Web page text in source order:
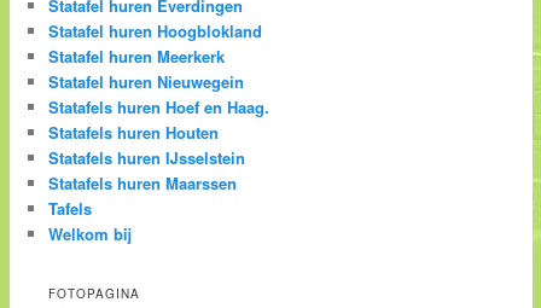
Statafel huren Everdingen
Statafel huren Hoogblokland
Statafel huren Meerkerk
Statafel huren Nieuwegein
Statafels huren Hoef en Haag.
Statafels huren Houten
Statafels huren IJsselstein
Statafels huren Maarssen
Tafels
Welkom bij
FOTOPAGINA